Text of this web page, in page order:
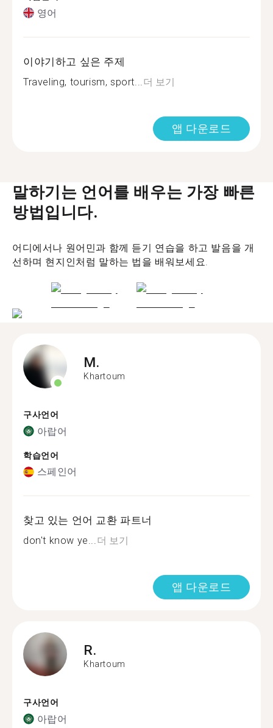
영어
이야기하고 싶은 주제
Traveling, tourism, sport... 더 보기
앱 다운로드
말하기는 언어를 배우는 가장 빠른
방법입니다.
어디에서나 원어민과 함께 듣기 연습을 하고 발음을 개
선하며 현지인처럼 말하는 법을 배워보세요.
M.
Khartoum
구사언어
아랍어
학습언어
스페인어
찾고 있는 언어 교환 파트너
don't know ye...더 보기
앱 다운로드
R.
Khartoum
구사언어
아랍어